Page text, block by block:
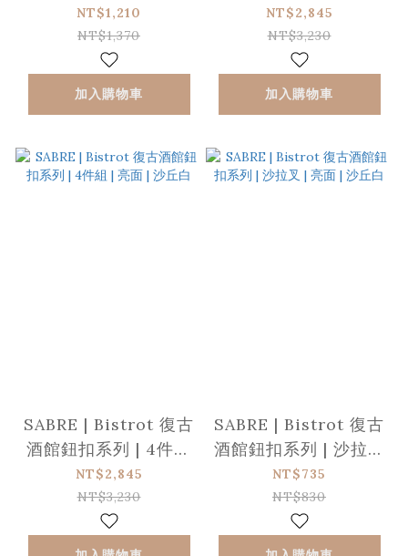
刀-大 | 亮面 | 沙丘白
NT$1,210
NT$1,370
加入購物車
叉匙組 | 亮面 | 沙丘白
NT$2,845
NT$3,230
加入購物車
SABRE | Bistrot 復古
酒館鈕扣系列 | 4件組
| 亮面 | 沙丘白
NT$2,845
NT$3,230
SABRE | Bistrot 復古
酒館鈕扣系列 | 沙拉叉
| 亮面 | 沙丘白
NT$735
NT$830